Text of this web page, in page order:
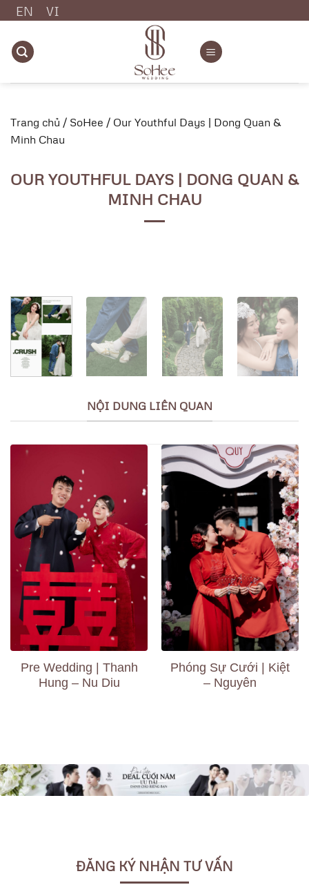
Chuyển
đến
nội
dung
EN VI
Trang chủ / SoHee / Our Youthful Days | Dong Quan &
Minh Chau
OUR YOUTHFUL DAYS | DONG QUAN &
MINH CHAU
NỘI DUNG LIÊN QUAN
Pre Wedding | Thanh
Hung – Nu Diu
Phóng Sự Cưới | Kiệt
– Nguyên
ĐĂNG KÝ NHẬN TƯ VẤN